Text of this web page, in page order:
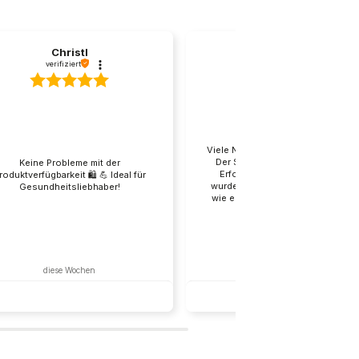
Verpackung nehmen, nach Belieben
mit 4,86/5 Sternen zeigen: Die
du italienische Qualität mit Versand in
Christl
verifiziert
Keine Probleme mit der
🛍️ 💪 Ideal für
Gesundheitsliebhaber!
diese Wochen
Viele Neuheiten, es gibt viel
Der Service ist der Schlüssel
Erfolg! Das macht ihr gut.
wurde ich nicht enttäuscht, alles
wie es sein soll. :)